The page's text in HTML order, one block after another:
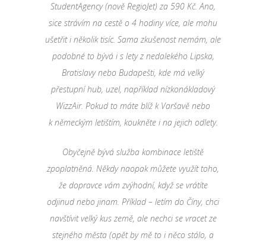
StudentAgency (nově RegioJet) za 590 Kč. Ano,
sice strávím na cestě o 4 hodiny více, ale mohu
ušetřit i několik tisíc. Sama zkušenost nemám, ale
podobné to bývá i s lety z nedalekého Lipska,
Bratislavy nebo Budapešti, kde má velký
přestupníhub, uzel, například nízkonákladový
WizzAir. Pokud to máte blíž k Varšavě nebo
k německým letištím, koukněte i na jejich odlety.
Obyčejně bývá služba kombinace letiště
zpoplatněná. Někdy naopak můžete využít toho,
že dopravce vám zvýhodní, když se vrátíte
odjinud nebo jinam. Příklad – letím do Číny, chci
navštívit velký kus země, ale nechci se vracet ze
stejného města (opět by mě to i něco stálo, a